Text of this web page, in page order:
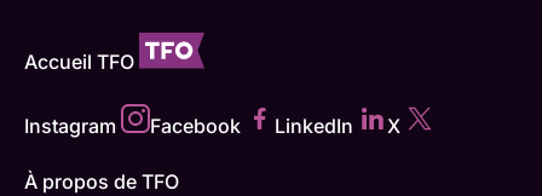
Accueil TFO
Instagram Facebook LinkedIn X
À propos de TFO